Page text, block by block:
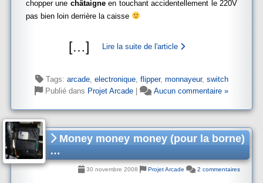
chopper une châtaigneen touchant accidentellement le 220V
pas bien loin derrière la caisse
[…] Lire la suite de l'article
Tags: arcade, electronique, flipper, monnayeur, switch
Publié dans Projet Arcade Aucun commentaire »
Money money money (pour la borne)
…
30 novembre 2008 Projet Arcade 2 commentaires